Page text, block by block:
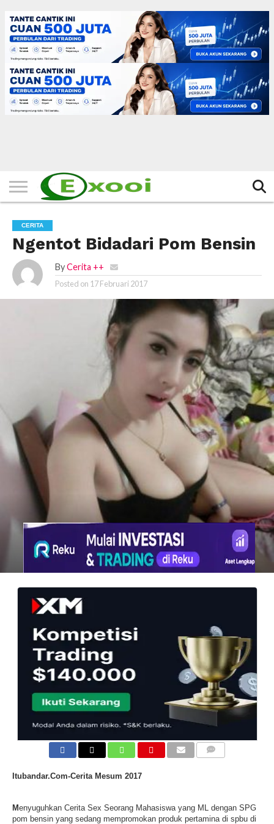
HOME
FILTER
BERITA
BIODATA
CERITA
CERPEN
EKSKLUSIF
FOTO
VIDEO
TIPS
MORE
CERITA
Ngentot Bidadari Pom Bensin
By Cerita ++
Posted on 17 Februari 2017
Itubandar.Com-Cerita Mesum 2017
Menyuguhkan Cerita Sex Seorang Mahasiswa yang ML dengan SPG
pom bensin yang sedang mempromokan produk pertamina di spbu di